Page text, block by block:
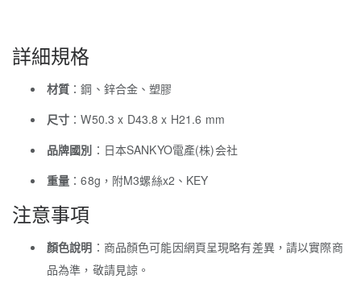
詳細規格
材質 ：鋼、鋅合金、塑膠
尺寸 ：W50.3 x D43.8 x H21.6 mm
品牌國別 ：日本SANKYO電產(株)会社
重量 ：68g，附M3螺絲x2、KEY
注意事項
顏色說明 ：商品顏色可能因網頁呈現略有差異，請以實際商
品為準，敬請見諒。